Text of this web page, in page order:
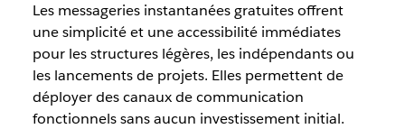
Les messageries instantanées gratuites offrent
une simplicité et une accessibilité immédiates
pour les structures légères, les indépendants ou
les lancements de projets. Elles permettent de
déployer des canaux de communication
fonctionnels sans aucun investissement initial.